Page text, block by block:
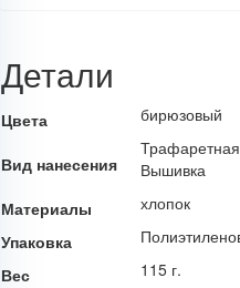
Детали
Цвета бирюзовый
Вид нанесения
Вышивка
Материалы
хлопок
Упаковка
Вес
115 г.